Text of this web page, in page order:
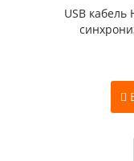
USB кабель